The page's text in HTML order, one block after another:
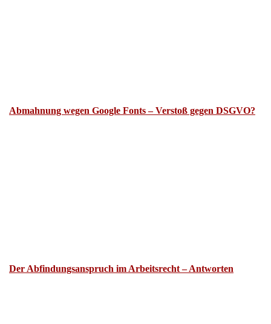
Abmahnung wegen Google Fonts – Verstoß gegen DSGVO?
Der Abfindungsanspruch im Arbeitsrecht – Antworten